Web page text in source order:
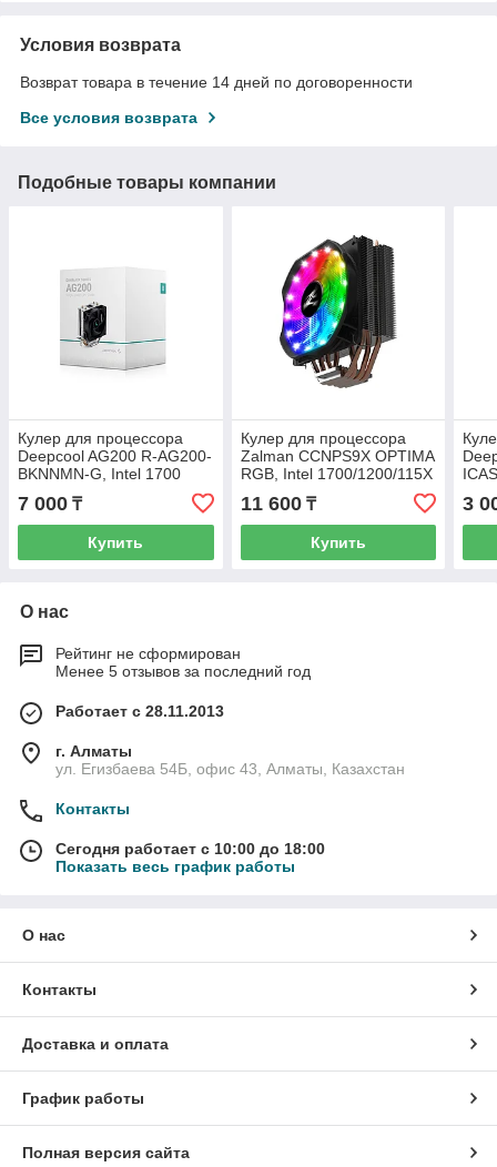
Условия возврата
Возврат товара в течение 14 дней по договоренности
Все условия возврата
Подобные товары компании
Кулер для процессора
Deepcool AG200 R-AG200-
BKNNMN-G, Intel 1700
7 000 ₸
Купить
Кулер для процессора
Zalman CCNPS9X OPTIMA
RGB, Intel 1700/1200/115X
и AMD AM5/AM4, TDP
180W, 120мм RGB
11 600₸
Купить
3
О нас
Рейтинг не сформирован
Менее 5 отзывов за последний год
Работает с 28.11.2013
г. Алматы
ул. Егизбаева 54Б, офис 43, Алматы, Казахстан
Контакты
Сегодня работает с 10:00 до 18:00
Показать весь график работы
О нас
Контакты
Доставка и оплата
График работы
Полная версия сайта